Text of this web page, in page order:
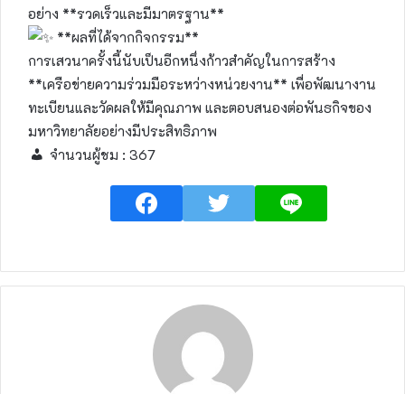
อย่าง **รวดเร็วและมีมาตรฐาน**
**ผลที่ได้จากกิจกรรม**
การเสวนาครั้งนี้นับเป็นอีกหนึ่งก้าวสำคัญในการสร้าง
**เครือข่ายความร่วมมือระหว่างหน่วยงาน** เพื่อพัฒนางาน
ทะเบียนและวัดผลให้มีคุณภาพ และตอบสนองต่อพันธกิจของ
มหาวิทยาลัยอย่างมีประสิทธิภาพ
จำนวนผู้ชม : 367